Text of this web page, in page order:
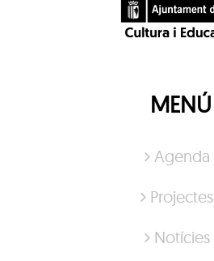
MENÚ
Agenda
Projectes
Notícies